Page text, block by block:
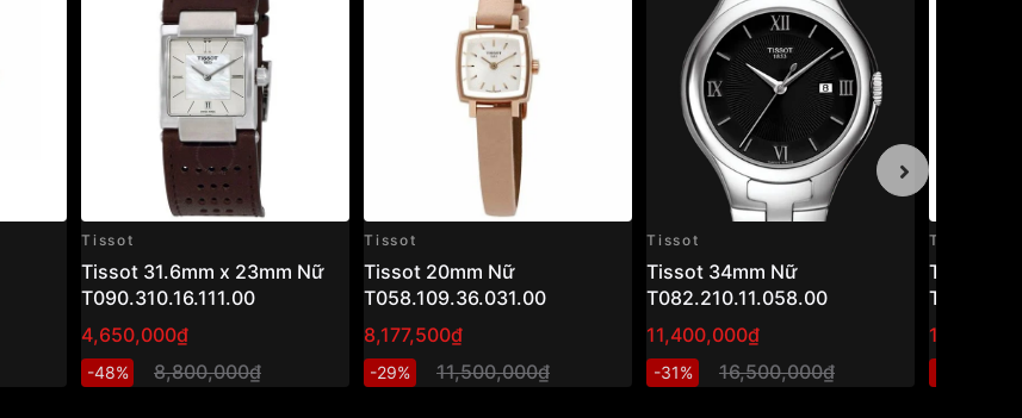
Tissot
Tissot 31.6mm x 23mm Nữ
T090.310.16.111.00
4,650,000₫
-48% 8,800,000₫
Tissot
Tissot 20mm Nữ
T058.109.36.031.00
8,177,500₫
-29% 11,500,000₫
Tissot
Tissot 34mm Nữ
T082.210.11.058.00
11,400,000₫
-31% 16,500,000₫
Tissot
Tissot